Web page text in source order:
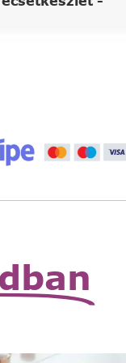
nagyító